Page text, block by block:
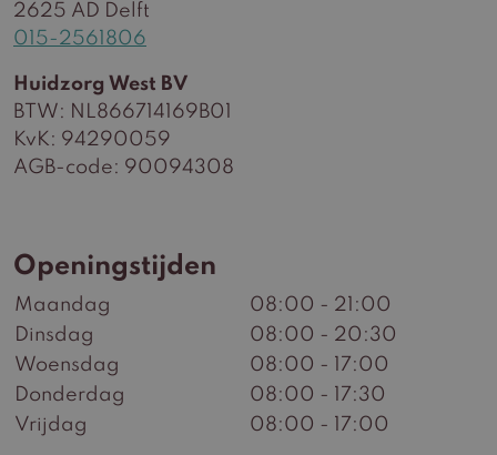
2625 AD Delft
015-2561806
Huidzorg West BV
BTW: NL866714169B01
KvK: 94290059
AGB-code: 90094308
Openingstijden
Maandag
08:00 - 21:00
Dinsdag
08:00 - 20:30
Woensdag
08:00 - 17:00
Donderdag
08:00 - 17:30
Vrijdag
08:00 - 17:00